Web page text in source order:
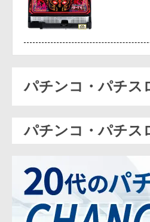
パチンコ・パチス
パチンコ・パチス